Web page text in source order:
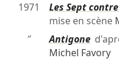
1971
Les Sept
mise en scène
″
Antigone
Michel Favory